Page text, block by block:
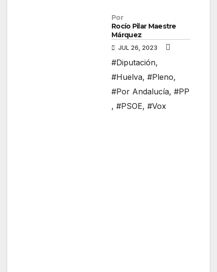
Por
Rocío Pilar Maestre
Márquez
JUL 26, 2023
#Diputación,
#Huelva, #Pleno,
#Por Andalucía, #PP
, #PSOE, #Vox